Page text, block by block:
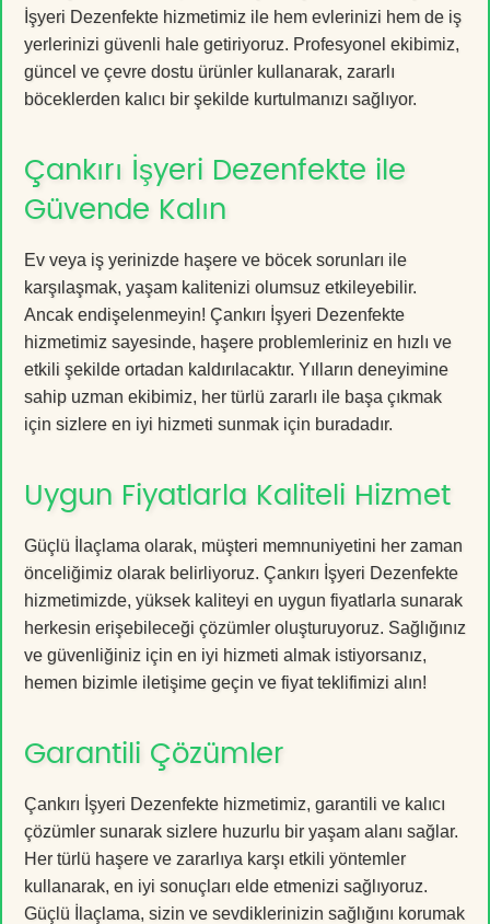
İşyeri Dezenfekte hizmetimiz ile hem evlerinizi hem de iş
yerlerinizi güvenli hale getiriyoruz. Profesyonel ekibimiz,
güncel ve çevre dostu ürünler kullanarak, zararlı
böceklerden kalıcı bir şekilde kurtulmanızı sağlıyor.
Çankırı İşyeri Dezenfekte ile
Güvende Kalın
Ev veya iş yerinizde haşere ve böcek sorunları ile
karşılaşmak, yaşam kalitenizi olumsuz etkileyebilir.
Ancak endişelenmeyin! Çankırı İşyeri Dezenfekte
hizmetimiz sayesinde, haşere problemleriniz en hızlı ve
etkili şekilde ortadan kaldırılacaktır. Yılların deneyimine
sahip uzman ekibimiz, her türlü zararlı ile başa çıkmak
için sizlere en iyi hizmeti sunmak için buradadır.
Uygun Fiyatlarla Kaliteli Hizmet
Güçlü İlaçlama olarak, müşteri memnuniyetini her zaman
önceliğimiz olarak belirliyoruz. Çankırı İşyeri Dezenfekte
hizmetimizde, yüksek kaliteyi en uygun fiyatlarla sunarak
herkesin erişebileceği çözümler oluşturuyoruz. Sağlığınız
ve güvenliğiniz için en iyi hizmeti almak istiyorsanız,
hemen bizimle iletişime geçin ve fiyat teklifimizi alın!
Garantili Çözümler
Çankırı İşyeri Dezenfekte hizmetimiz, garantili ve kalıcı
çözümler sunarak sizlere huzurlu bir yaşam alanı sağlar.
Her türlü haşere ve zararlıya karşı etkili yöntemler
kullanarak, en iyi sonuçları elde etmenizi sağlıyoruz.
Güçlü İlaçlama, sizin ve sevdiklerinizin sağlığını korumak